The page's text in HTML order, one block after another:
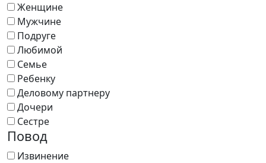
Женщине
Мужчине
Подруге
Любимой
Семье
Ребенку
Деловому партнеру
Дочери
Сестре
Повод
Извинение